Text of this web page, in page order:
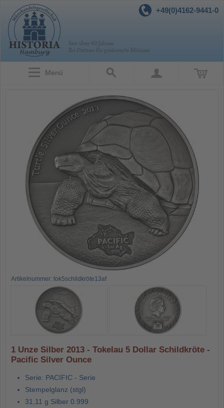
+49(0)4162-9441-0
Menü
Artikelnummer: tok5schildkröte13af
1 Unze Silber 2013 - Tokelau 5 Dollar Schildkröte -
Pacific Silver Ounce
Serie: PACIFIC - Serie
Stempelglanz (stgl)
31,11 g Silber 0.999